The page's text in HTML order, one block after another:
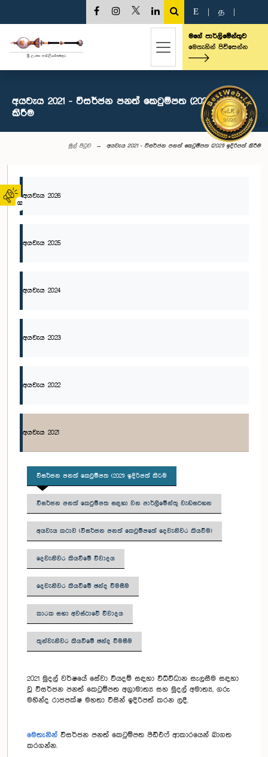
02
E த
මගේ පාර්ලිමේන්තුව
මෙතැනින් පිවිසෙන්න
අයවැය 2021 - විසර්ජන පනත් කෙටුම්පත (2021) ඉදිරිපත්
කිරීම
මුල් පිටුව අයවැය 2021 - විසර්ජන පනත් කෙටුම්පත (2021) ඉදිරිපත් කිරීම
අයවැය 2026
අයවැය 2025
අයවැය 2024
අයවැය 2023
අයවැය 2022
අයවැය 2021
විසර්ජන පනත් කෙටුම්පත (2021) ඉදිරිපත් කිරීම
විසර්ජන පනත් කෙටුම්පත සඳහා වන පාර්ලිමේන්තු වැඩසටහන
අයවැය කථාව (විසර්ජන පනත් කෙටුම්පතේ දෙවැනිවර කියවීම)
දෙවැනිවර කියවීමේ විවාදය
දෙවැනිවර කියවීමේ ඡන්ද විමසීම
කාරක සභා අවස්ථාවේ විවාදය
තුන්වැනිවර කියවීමේ ඡන්ද විමසීම
2021 මුදල් වර්ෂයේ සේවා වියදම් සඳහා විධිවිධාන සැලසීම සඳහා
වූ විසර්ජන පනත් කෙටුම්පත අග්‍රාමාත්‍ය සහ මුදල් අමාත්‍ය, ගරු
මහින්ද රාජපක්ෂ මහතා විසින් ඉදිරිපත් කරන ලදී.
මෙතැනින් විසර්ජන පනත් කෙටුම්පත පීඩීඑෆ් ආකාරයෙන් බාගත
කරගන්න.